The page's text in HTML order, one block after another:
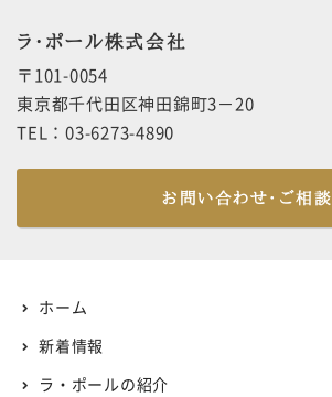
ラ・ポール株式会社
〒101-0054
東京都千代田区神田錦町3－20
TEL：03-6273-4890
お問い合わせ・ご相談
ホーム
新着情報
ラ・ポールの紹介